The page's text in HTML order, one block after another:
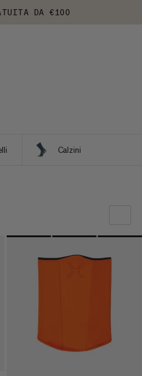
DA €100
Calzini
NOSTRA RACCOMANDAZIONE
BASSO AD ALTO